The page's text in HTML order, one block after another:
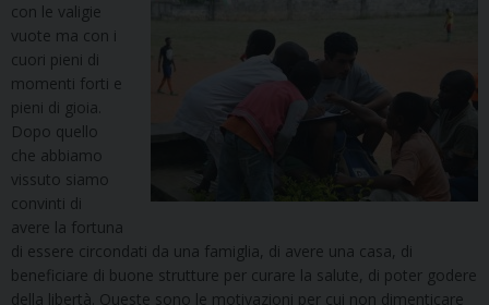
con le valigie
vuote ma con i
cuori pieni di
momenti forti e
pieni di gioia.
Dopo quello
che abbiamo
vissuto siamo
convinti di
avere la fortuna
di essere circondati da una famiglia, di avere una casa, di
beneficiare di buone strutture per curare la salute, di poter godere
della libertà. Queste sono le motivazioni per cui non dimenticare